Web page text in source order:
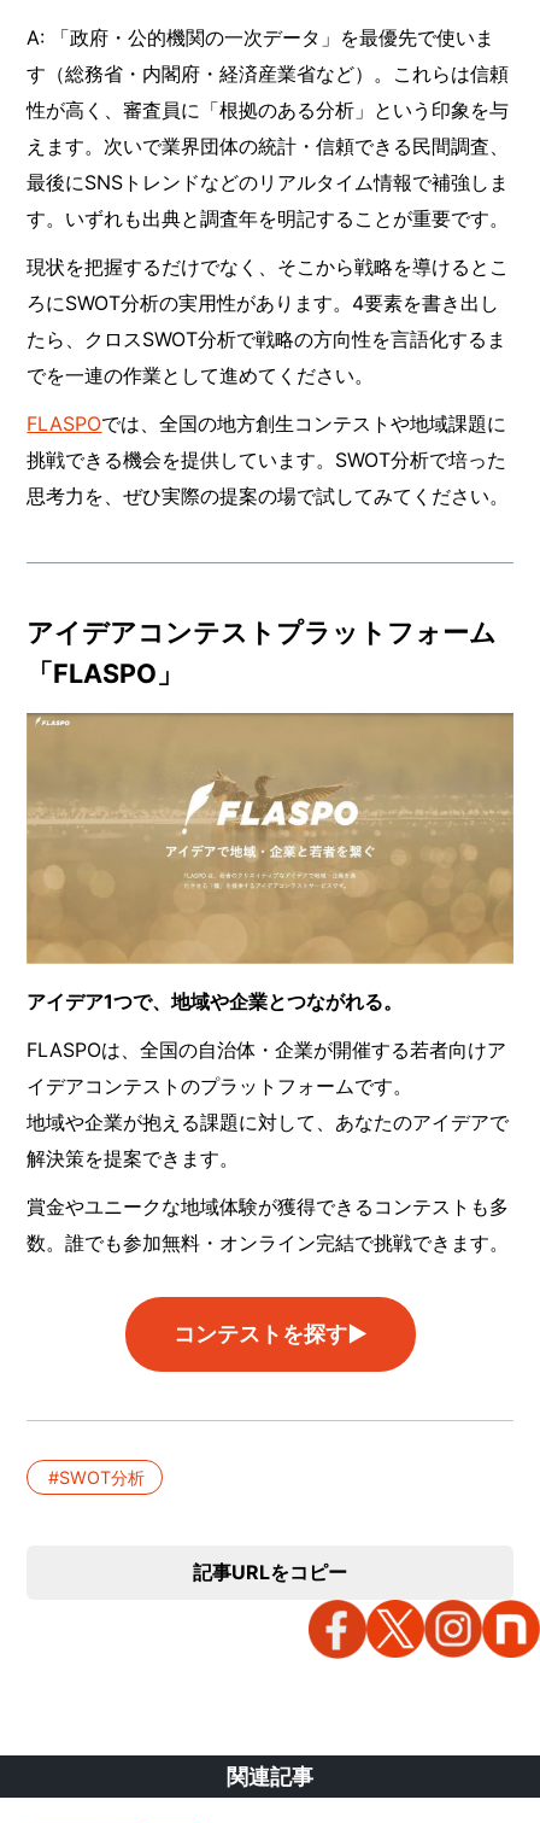
A: 「政府・公的機関の一次データ」を最優先で使いま
す（総務省・内閣府・経済産業省など）。これらは信頼
性が高く、審査員に「根拠のある分析」という印象を与
えます。次いで業界団体の統計・信頼できる民間調査、
最後にSNSトレンドなどのリアルタイム情報で補強しま
す。いずれも出典と調査年を明記することが重要です。
現状を把握するだけでなく、そこから戦略を導けるとこ
ろにSWOT分析の実用性があります。4要素を書き出し
たら、クロスSWOT分析で戦略の方向性を言語化するま
でを一連の作業として進めてください。
FLASPOでは、全国の地方創生コンテストや地域課題に
挑戦できる機会を提供しています。SWOT分析で培った
思考力を、ぜひ実際の提案の場で試してみてください。
アイデアコンテストプラットフォーム
「FLASPO」
アイデア1つで、地域や企業とつながれる。
FLASPOは、全国の自治体・企業が開催する若者向けア
イデアコンテストのプラットフォームです。
地域や企業が抱える課題に対して、あなたのアイデアで
解決策を提案できます。
賞金やユニークな地域体験が獲得できるコンテストも多
数。誰でも参加無料・オンライン完結で挑戦できます。
コンテストを探す▶︎
SWOT分析
記事URLをコピー
関連記事